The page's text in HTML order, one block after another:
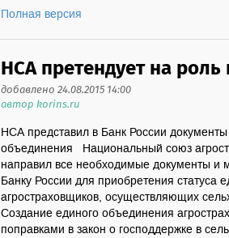
Полная версия
НСА претендует на роль
добавлено 24.08.2015 14:00
автор korins.ru
НСА представил в Банк России
объединения Национальный союз
направил все необходимые документы и
Банку России для приобретения статуса
агростраховщиков, осуществляющих
Создание единого объединения
поправками в закон о господдержке в